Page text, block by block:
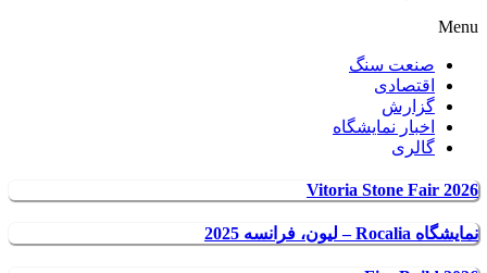
Menu
صنعت سنگ
اقتصادی
گزارش
اخبار نمایشگاه
گالری
Vitoria Stone Fair 2026
نمایشگاه Rocalia – لیون، فرانسه 2025